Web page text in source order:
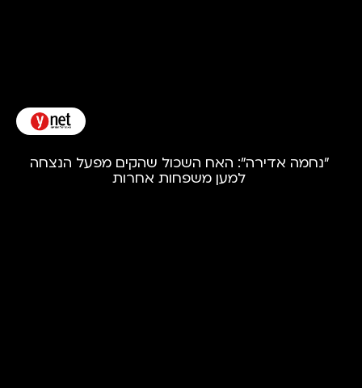
"נחמה אדירה": האח השכול שהקים מפעל הנצחה
למען משפחות אחרות